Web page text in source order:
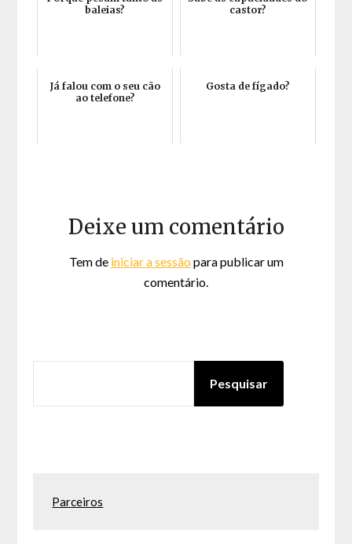
baleias?
castor?
Já falou com o seu cão
ao telefone?
Gosta de fígado?
Deixe um comentário
Tem de iniciar a sessão para publicar um
comentário.
Pesquisar
Parceiros